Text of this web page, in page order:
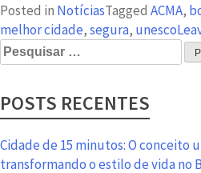
Posted in NotíciasTagged ACMA,
melhor cidade,segura, unesco
Pesquisar
por:
POSTS RECENTES
Cidade de 15 minutos: O conceito
transformando o estilo de vida no